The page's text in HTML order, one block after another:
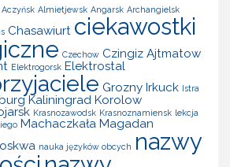
Aczyńsk Almietjewsk Angarsk Archangielsk
Chasawiurt ciekawostki
Czechow Czingiz Ajtmatow
Elektrogorsk Elektrostal
Grozny Irkuck Istra
Kaliningrad Korolow
Krasnozawodsk Krasnoznamiensk lekcja
Machaczkała Magadan
nauka języków obcych nazwy